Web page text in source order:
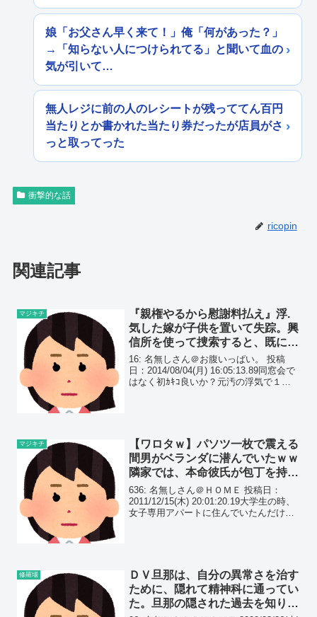
娘「お父さん早く来て！」俺「何があった？」
→「知らない人につけられてる」と聞いて血の
気が引いて…
無人レジに前の人のレシートが残っててん百円
当たりとか書かれた当たり券だったが店員がさ
っと取ってった
衝撃的な話
ricopin
関連記事
マジキチ
『親権やるから慰謝料払え』浮.
気した嫁が子供を置いて失踪。興
信所を使って捜索すると、既に男
と同棲中だった。単身で突撃した
ら…
16: 名無しさん＠お腹いっぱい。 投稿
日：2014/08/04(月) 16:05:13.89同窓会で
はなく初ｶｷｺ良いか？元汚の浮気で１年
マジキチ
【ワロタｗ】パソツ一枚で震える
間男がベランダに潜んでいたｗｗ
隣家では、本命彼氏が包丁を持っ
て暴れているらしく、ウチに逃げ
たらしい…
636: 名無しさん＠ＨＯＭＥ 投稿日：
2011/12/15(木) 20:01:20.19大学生の時、
女子専用アパートに住んでいたんだけ
修羅場
ＤＶ旦那は、自分の異常さを治す
ために、隠れて精神科に通ってい
た。旦那の隠された過去を知り、